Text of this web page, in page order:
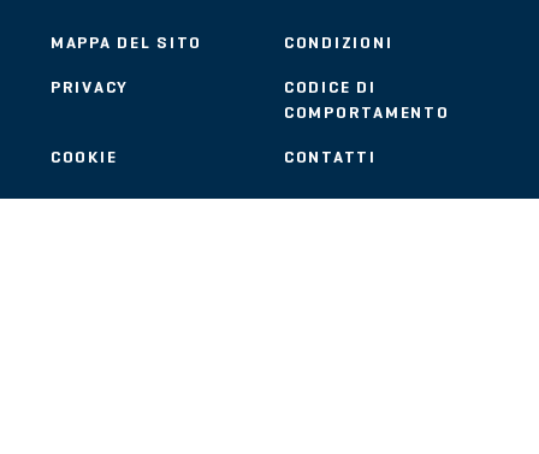
MAPPA DEL SITO CONDIZIONI
PRIVACY
CODICE DI
COMPORTAMENTO
COOKIE CONTATTI